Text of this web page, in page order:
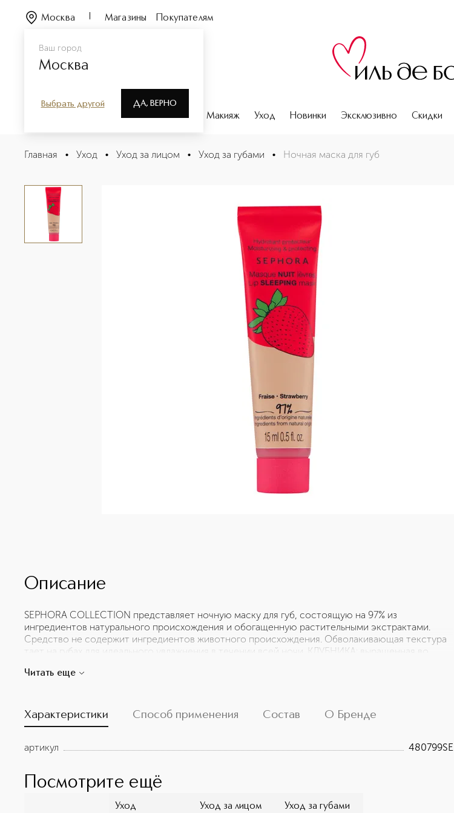
Ваш город
Москва
Выбрать другой ДА, ВЕРНО
Москва Магазины Покупателям
Парфюмерия Макияж Уход Новинки Эксклюзивно Скидки
Ночная маска для губ
Главная • Уход • Уход за лицом • Уход за губами • Ночная маска для губ
Описание
SEPHORA COLLECTION представляет ночную маску для губ, состоящую на 97% из
ингредиентов натурального происхождения и обогащенную растительными экстрактами.
Средство не содержит ингредиентов животного происхождения. Обволакивающая текстура
тает на губах для идеального увлажнения в течении всей ночи. КЛУБНИКА: выращенная во
антиоксидантов, увлажняет и защищает кожу губ. ВАНИЛЬ: выращенная на Мадагаскаре ваниль
Читать еще
Характеристики Способ применения Состав О Бренде
артикул 480799SE
Посмотрите ещё
Уход Уход за лицом Уход за губами